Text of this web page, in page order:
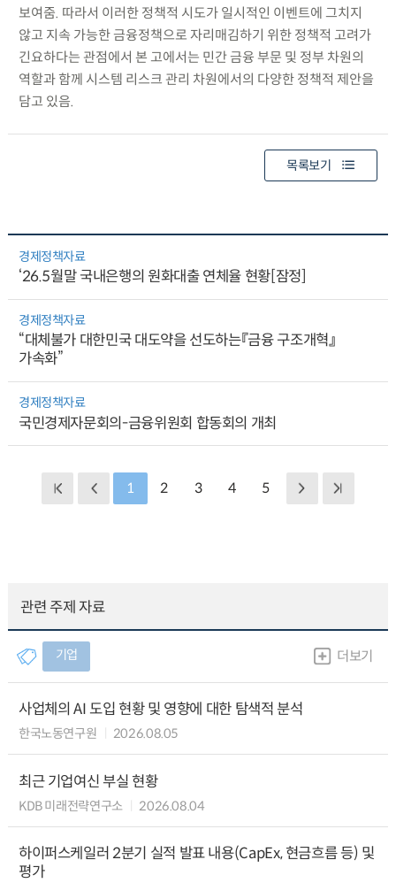
보여줌. 따라서 이러한 정책적 시도가 일시적인 이벤트에 그치지
않고 지속 가능한 금융정책으로 자리매김하기 위한 정책적 고려가
긴요하다는 관점에서 본 고에서는 민간 금융 부문 및 정부 차원의
역할과 함께 시스템 리스크 관리 차원에서의 다양한 정책적 제안을
담고 있음.
목록보기
경제정책자료
‘26.5월말 국내은행의 원화대출 연체율 현황[잠정]
경제정책자료
“대체불가 대한민국 대도약을 선도하는『금융 구조개혁』
가속화”
경제정책자료
국민경제자문회의-금융위원회 합동회의 개최
1 2 3 4 5
관련 주제 자료
기업 더보기
사업체의 AI 도입 현황 및 영향에 대한 탐색적 분석
한국노동연구원 2026.08.05
최근 기업여신 부실 현황
KDB 미래전략연구소 2026.08.04
하이퍼스케일러 2분기 실적 발표 내용(CapEx, 현금흐름 등) 및
평가